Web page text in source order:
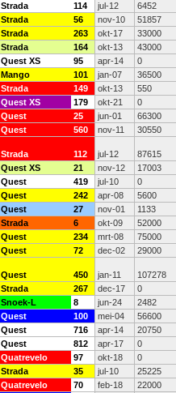
Strada 114 jul-12 6452
Strada 56 nov-10 51857
Strada 263 okt-17 33000
Strada 164 okt-13 43000
Quest XS 95 apr-14 0
Mango 101 jan-07 36500
Strada 149 okt-13 550
Quest XS 179 okt-21 0
Quest 25 jun-01 66300
Quest 560 nov-11 30550
Strada 112 jul-12 87615
Quest XS 21 nov-12 17003
Quest 419 jul-10 0
Quest 242 apr-08 5600
Quest 27 nov-01 1133
Strada 6 okt-09 52000
Quest 234 mrt-08 75000
Quest 72 dec-02 29000
Quest 450 jan-11 107278
Strada 267 dec-17 0
Snoek-L 8 jun-24 2482
Quest 100 mei-04 56600
Quest 716 apr-14 20750
Quest 812 apr-17 0
Quatrevelo 97 okt-18 0
Strada 35 jul-10 25225
Quatrevelo 70 feb-18 22000